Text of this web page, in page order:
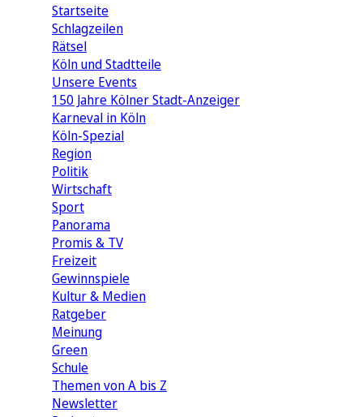
Startseite
Schlagzeilen
Rätsel
Köln und Stadtteile
Unsere Events
150 Jahre Kölner Stadt-Anzeiger
Karneval in Köln
Köln-Spezial
Region
Politik
Wirtschaft
Sport
Panorama
Promis & TV
Freizeit
Gewinnspiele
Kultur & Medien
Ratgeber
Meinung
Green
Schule
Themen von A bis Z
Newsletter